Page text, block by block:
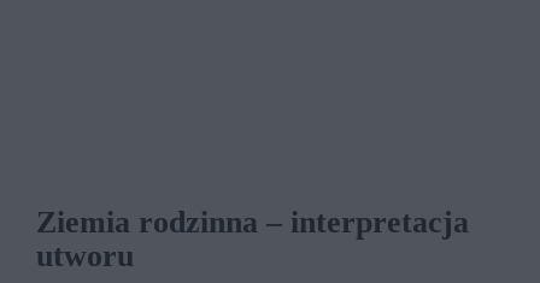
Ziemia rodzinna – interpretacja
utworu